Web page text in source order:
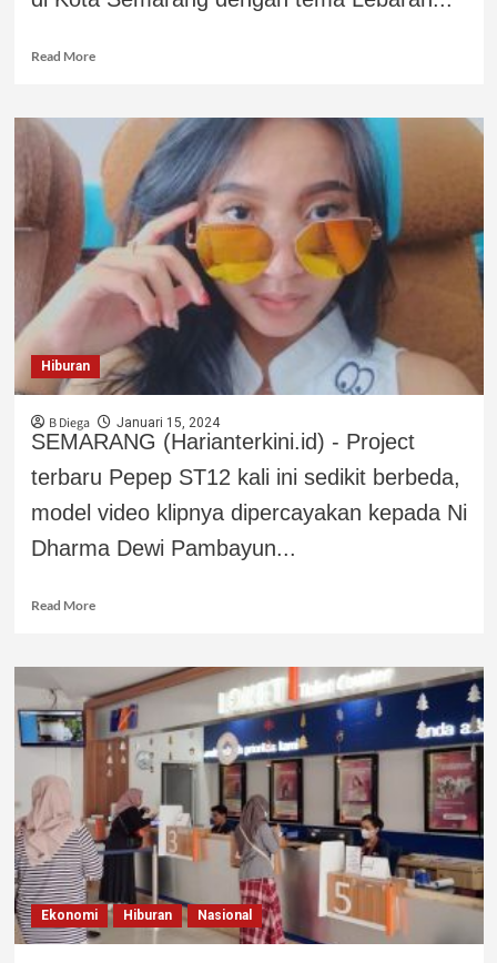
Read More
Hiburan
B Diega Januari 15, 2024
SEMARANG (Harianterkini.id) - Project
terbaru Pepep ST12 kali ini sedikit berbeda,
model video klipnya dipercayakan kepada Ni
Dharma Dewi Pambayun...
Read More
Ekonomi Hiburan Nasional